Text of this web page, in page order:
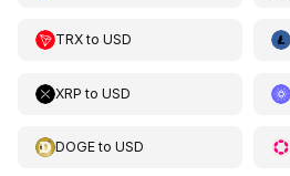
TRXto USD
XRP to USD
DOGEto USD